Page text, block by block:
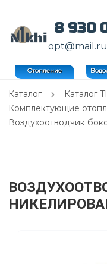
8 930
opt@mail.ru
Отопление
Каталог
Каталог
Комплектующие
Воздухоотводчик